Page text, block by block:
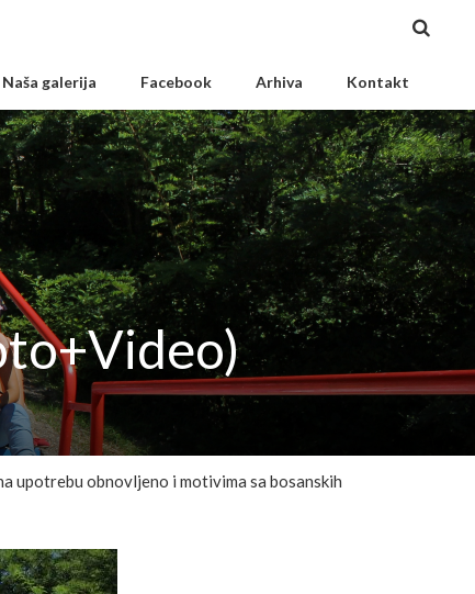
Naša galerija Facebook Arhiva Kontakt
upotrebu obnovljeno i motivima sa bosanskih